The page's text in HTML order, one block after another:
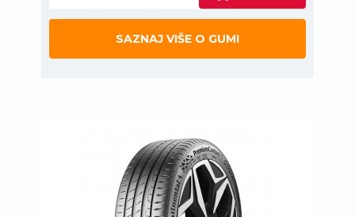
SAZNAJ VIŠE O GUMI